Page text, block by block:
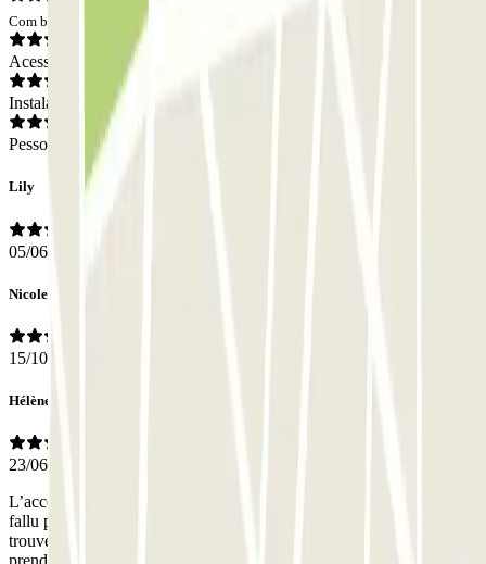
Com base em 3 opiniões
Acesso
Instalações
Pessoal
Lily
05/06/2026
Nicole
15/10/2025
Hélène
23/06/2025
L’accès pieton pour rentrer dans le parking ne s’est pas ouvert. Il a
fallu passer dans le portail des voitures. Pas d’indication pour
trouver la sortie en voiture. Pas d’indication sur le numéro de place à